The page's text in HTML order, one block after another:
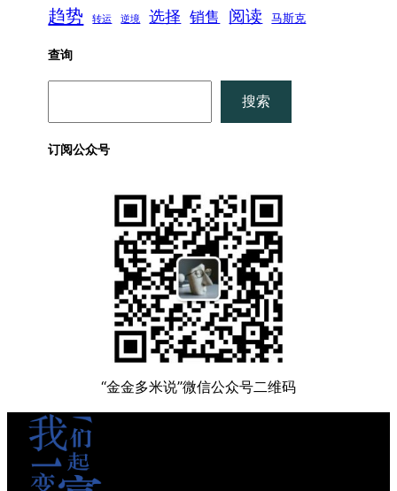
趋势 转运 逆境 选择 销售 阅读 马斯克
查询
搜索
订阅公众号
“金金多米说”微信公众号二维码